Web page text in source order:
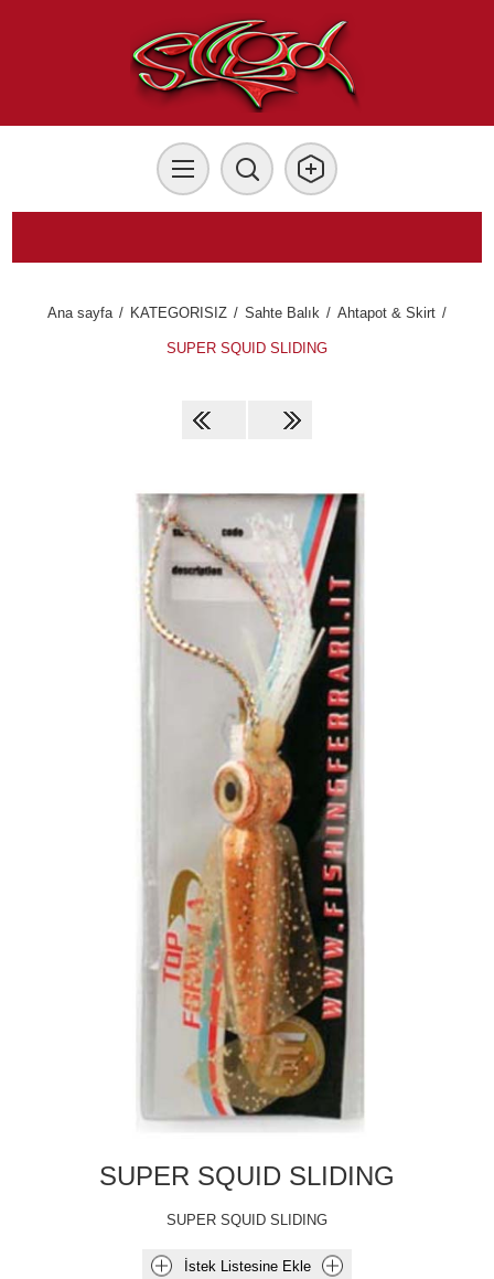
Ana sayfa / KATEGORISIZ / Sahte Balık / Ahtapot & Skirt /
SUPER SQUID SLIDING
SUPER SQUID SLIDING
SUPER SQUID SLIDING
İstek Listesine Ekle